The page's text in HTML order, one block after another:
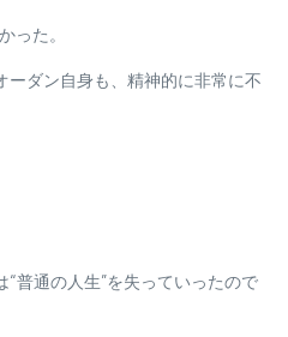
った。
ーダン自身も、精神的に非常に不
“普通の人生”を失っていったので